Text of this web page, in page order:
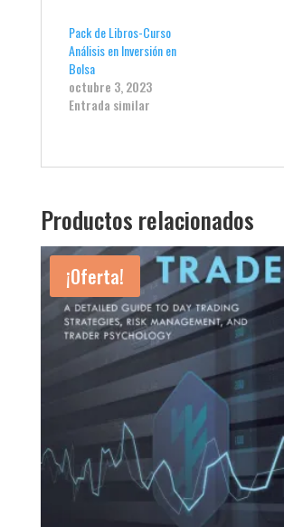
Pack de Libros-Curso
Análisis en Inversión en
Bolsa
octubre 3, 2023
Entrada similar
Productos relacionados
¡Oferta!